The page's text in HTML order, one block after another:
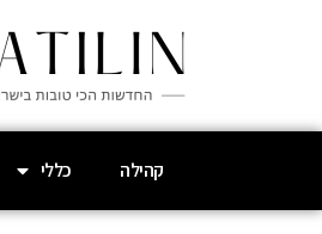
קהילה כללי